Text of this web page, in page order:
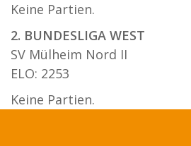
Keine Partien.
2. BUNDESLIGA WEST
SV Mülheim Nord II
ELO: 2253
Keine Partien.